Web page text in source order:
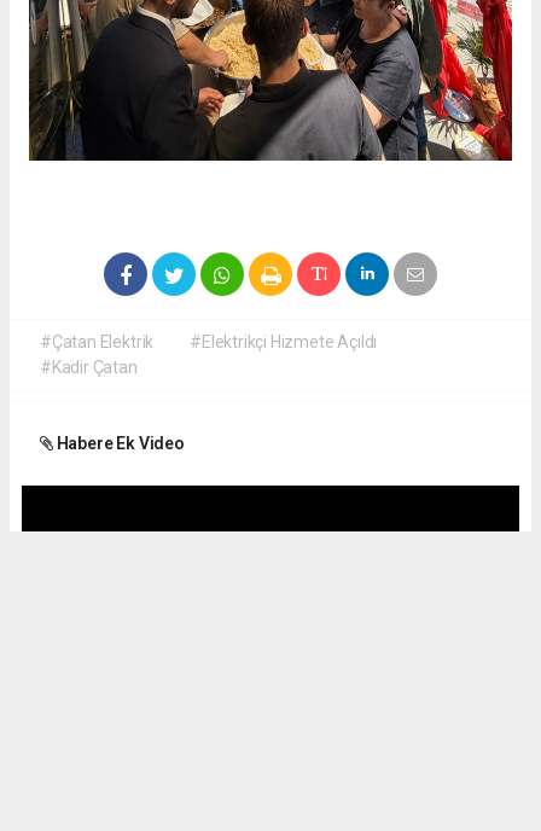
#Çatan Elektrik
#Elektrikçi Hizmete Açıldı
#Kadir Çatan
Habere Ek Video